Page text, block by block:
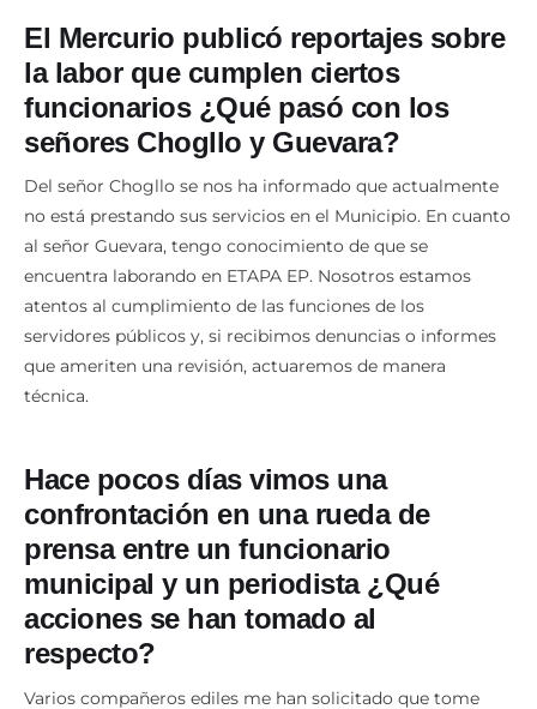
El Mercurio publicó reportajes sobre
la labor que cumplen ciertos
funcionarios ¿Qué pasó con los
señores Chogllo y Guevara?
Del señor Chogllo se nos ha informado que actualmente
no está prestando sus servicios en el Municipio. En cuanto
al señor Guevara, tengo conocimiento de que se
encuentra laborando en ETAPA EP. Nosotros estamos
atentos al cumplimiento de las funciones de los
servidores públicos y, si recibimos denuncias o informes
que ameriten una revisión, actuaremos de manera
técnica.
Hace pocos días vimos una
confrontación en una rueda de
prensa entre un funcionario
municipal y un periodista ¿Qué
acciones se han tomado al
respecto?
Varios compañeros ediles me han solicitado que tome